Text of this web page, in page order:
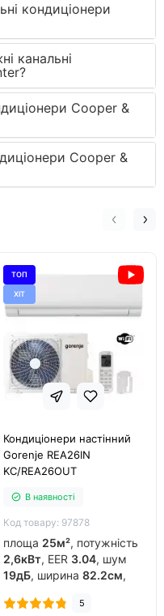
кондиціонери
канальні
Cooper &
Cooper &
ТОП
ХІТ
Кондиціонери настінний
Gorenje REA26IN
KC/REA26OUT
В наявності
Код товару: 97878
площа 25м², потужність
2,6кВт, EER 3.04, шум
19дБ, ширина 82.2см,
китай, інвертор
5